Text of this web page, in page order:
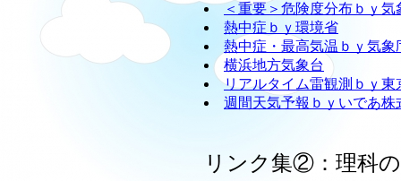
＜重要＞危険度分布ｂｙ気
熱中症ｂｙ環境省
熱中症・最高気温ｂｙ気象
横浜地方気象台
リアルタイム雷観測ｂｙ東
週間天気予報ｂｙいであ株
リンク集②：理科